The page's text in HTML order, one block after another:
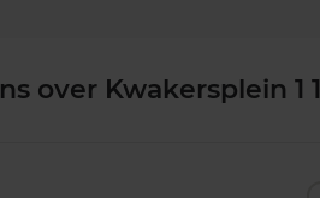
over Kwakersplein 1 1